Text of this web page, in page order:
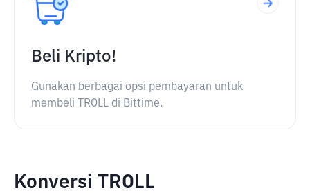
Beli Kripto!
Gunakan berbagai opsi pembayaran untuk
membeli TROLL di Bittime.
Konversi TROLL